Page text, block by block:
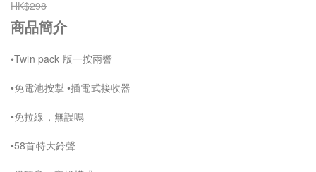
HK$298
商品簡介
•Twin pack 版一按兩響
•免電池按掣 •插電式接收器
•免拉線，無誤鳴
•58首特大鈴聲